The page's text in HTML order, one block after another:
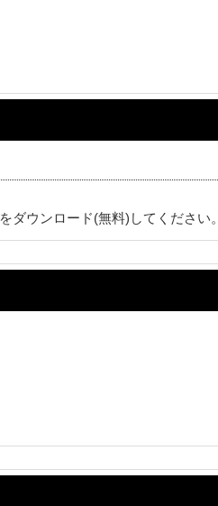
をダウンロード(無料)してください。